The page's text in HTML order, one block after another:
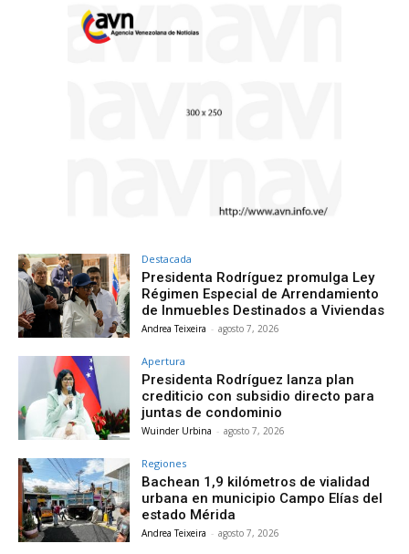
Destacada
Presidenta Rodríguez promulga Ley
Régimen Especial de Arrendamiento
de Inmuebles Destinados a Viviendas
Andrea Teixeira - agosto 7, 2026
Apertura
Presidenta Rodríguez lanza plan
crediticio con subsidio directo para
juntas de condominio
Wuinder Urbina - agosto 7, 2026
Regiones
Bachean 1,9 kilómetros de vialidad
urbana en municipio Campo Elías del
estado Mérida
Andrea Teixeira - agosto 7, 2026